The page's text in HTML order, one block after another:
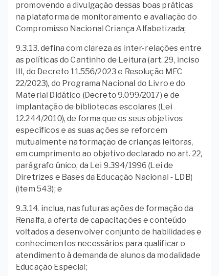
promovendo a divulgação dessas boas práticas
na plataforma de monitoramento e avaliação do
Compromisso Nacional Criança Alfabetizada;
9.3.13. defina com clareza as inter-relações entre
as políticas do Cantinho de Leitura (art. 29, inciso
III, do Decreto 11.556/2023 e Resolução MEC
22/2023), do Programa Nacional do Livro e do
Material Didático (Decreto 9.099/2017) e de
implantação de bibliotecas escolares (Lei
12.244/2010), de forma que os seus objetivos
específicos e as suas ações se reforcem
mutualmente na formação de crianças leitoras,
em cumprimento ao objetivo declarado no art. 22,
parágrafo único, da Lei 9.394/1996 (Lei de
Diretrizes e Bases da Educação Nacional - LDB)
(item 543); e
9.3.14. inclua, nas futuras ações de formação da
Renalfa, a oferta de capacitações e conteúdo
voltados a desenvolver conjunto de habilidades e
conhecimentos necessários para qualificar o
atendimento à demanda de alunos da modalidade
Educação Especial;